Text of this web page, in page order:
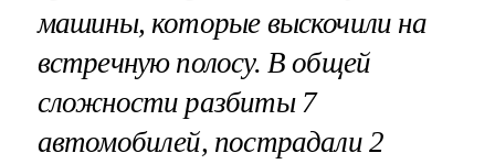
машины, которые выскочили на
встречную полосу. В общей
сложности разбиты 7
автомобилей, пострадали 2